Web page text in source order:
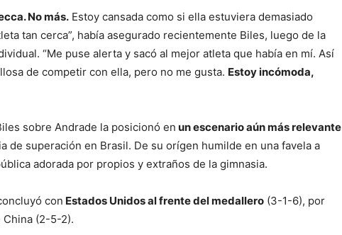
No más. Estoy cansada como si ella estuviera demasiado
tan cerca”, había asegurado recientemente Biles, luego de la
“Me puse alerta y sacó al mejor atleta que había en mí. Así
de competir con ella, pero no me gusta. Estoy incómoda,
sobre Andrade la posicionó en un escenario aún más relevante
de superación en Brasil. De su orígen humilde en una favela a
adorada por propios y extraños de la gimnasia.
con Estados Unidos al frente del medallero (3-1-6), por
(2-5-2).